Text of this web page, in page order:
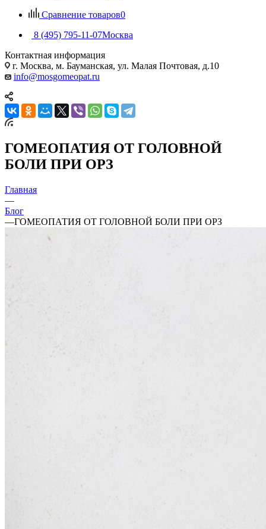
Сравнение товаров0
8 (495) 795-11-07Москва
Контактная информация
г. Москва, м. Бауманская, ул. Малая Почтовая, д.10
info@mosgomeopat.ru
ГОМЕОПАТИЯ ОТ ГОЛОВНОЙ
БОЛИ ПРИ ОРЗ
Главная
—
Блог
—ГОМЕОПАТИЯ ОТ ГОЛОВНОЙ БОЛИ ПРИ ОРЗ